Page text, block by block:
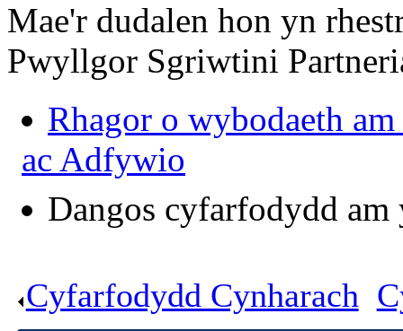
Mae'r dudalen hon yn
Pwyllgor Sgriwtini
Rhagor o wybodaeth
ac Adfywio
Dangos cyfarfodydd
Cyfarfodydd Cynharach